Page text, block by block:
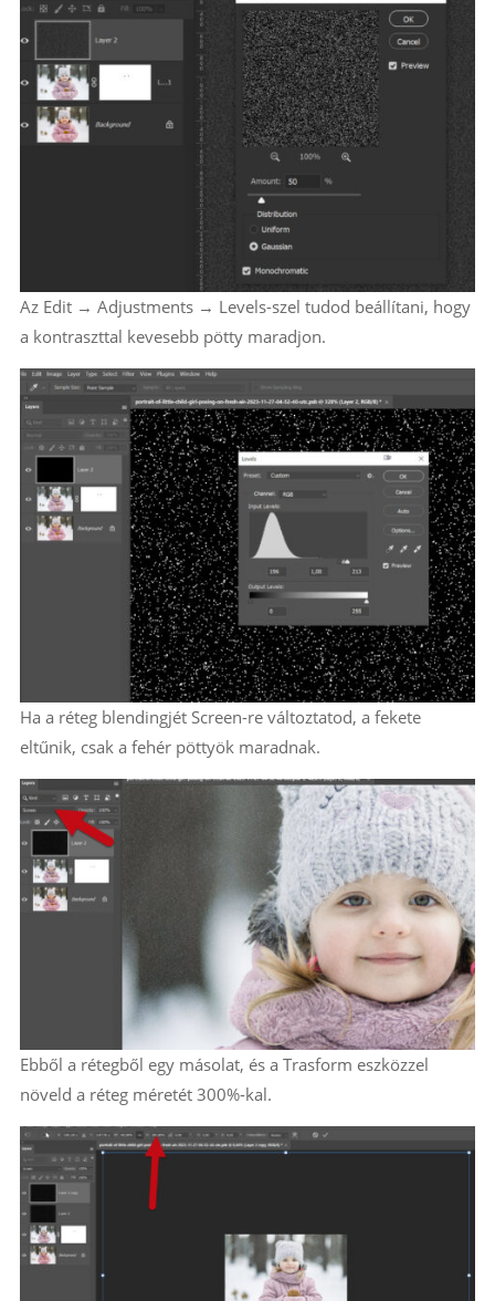
Az Edit → Adjustments → Levels-szel tudod beállítani, hogy
a kontraszttal kevesebb pötty maradjon.
Ha a réteg blendingjét Screen-re változtatod, a fekete
eltűnik, csak a fehér pöttyök maradnak.
Ebből a rétegből egy másolat, és a Trasform eszközzel
növeld a réteg méretét 300%-kal.